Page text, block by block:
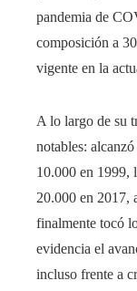
pandemia de
composición a
vigente en la
A lo largo de su
notables:
10.000 en 1999,
20.000 en 2017,
finalmente tocó
evidencia el
incluso frente a